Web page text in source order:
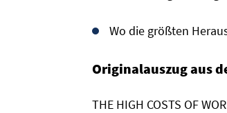
Wo die größten
Originalauszug aus
THE HIGH COSTS OF